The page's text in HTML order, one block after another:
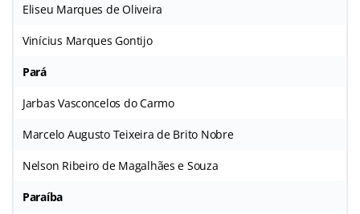
Eliseu Marques de Oliveira
Vinícius Marques Gontijo
Pará
Jarbas Vasconcelos do Carmo
Marcelo Augusto Teixeira de Brito Nobre
Nelson Ribeiro de Magalhães e Souza
Paraíba